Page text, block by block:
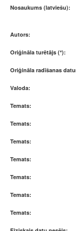
Nosaukums (latviešu):
Autors:
Oriģināla turētājs (*):
Oriģināla radīšanas
Valoda:
Temats:
Temats:
Temats:
Temats:
Temats:
Temats:
Temats: